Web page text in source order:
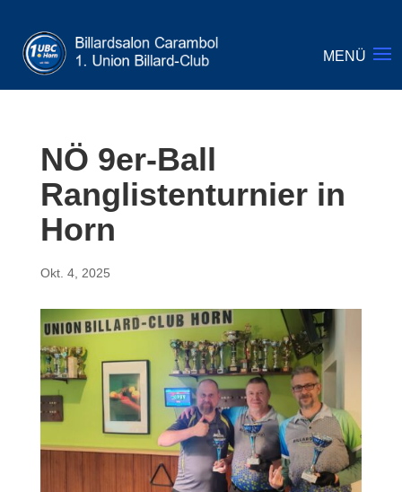
NÖ 9er-Ball
Ranglistenturnier in
Horn
Okt. 4, 2025